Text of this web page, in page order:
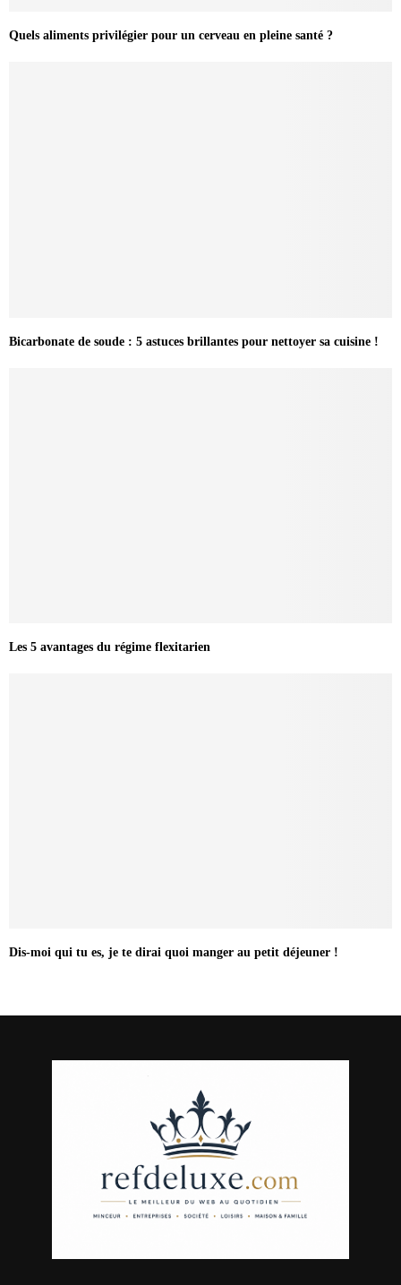
Quels aliments privilégier pour un cerveau en pleine santé ?
Bicarbonate de soude : 5 astuces brillantes pour nettoyer sa cuisine !
Les 5 avantages du régime flexitarien
Dis-moi qui tu es, je te dirai quoi manger au petit déjeuner !